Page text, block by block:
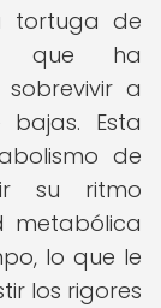
tortuga de
que ha
a
bajas. Esta
de
su ritmo
metabólica
lo que le
los rigores